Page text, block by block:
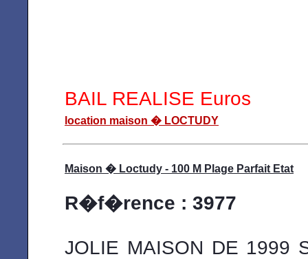
BAIL REALISE Euros
location maison � LOCTUDY
Maison � Loctudy - 100 M Plage Parfait Etat
R�f�rence : 3977
JOLIE MAISON DE 1999